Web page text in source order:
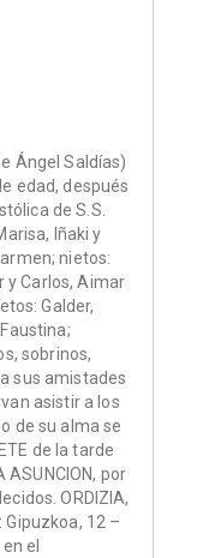
Ángel Saldías)
edad, después
de S.S.
Iñaki y
nietos:
y Carlos, Aimar
Galder,
sobrinos,
sus amistades
asistir a los
de su alma se
de la tarde
ASUNCION, por
ORDIZIA,
12 –
el